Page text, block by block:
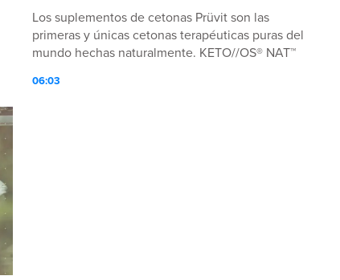
Los suplementos de cetonas Prüvit son las
primeras y únicas cetonas terapéuticas puras del
mundo hechas naturalmente. KETO//OS® NAT™
menos.
06:03